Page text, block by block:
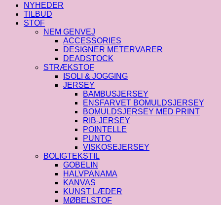
NYHEDER
TILBUD
STOF
NEM GENVEJ
ACCESSORIES
DESIGNER METERVARER
DEADSTOCK
STRÆKSTOF
ISOLI & JOGGING
JERSEY
BAMBUSJERSEY
ENSFARVET BOMULDSJERSEY
BOMULDSJERSEY MED PRINT
RIB-JERSEY
POINTELLE
PUNTO
VISKOSEJERSEY
BOLIGTEKSTIL
GOBELIN
HALVPANAMA
KANVAS
KUNST LÆDER
MØBELSTOF